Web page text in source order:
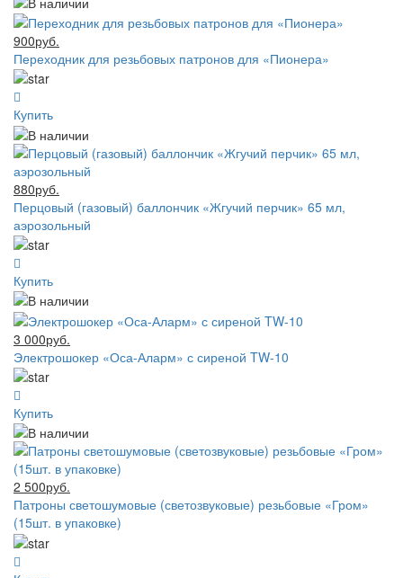
900руб.
Переходник для резьбовых патронов для «Пионера»
Купить
880руб.
Перцовый (газовый) баллончик «Жгучий перчик» 65 мл,
аэрозольный
Купить
3 000руб.
Электрошокер «Оса-Аларм» с сиреной TW-10
Купить
2 500руб.
Патроны светошумовые (светозвуковые) резьбовые «Гром»
(15шт. в упаковке)